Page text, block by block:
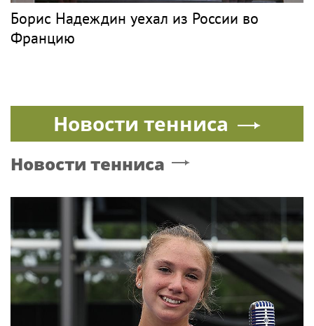
Борис Надеждин уехал из России во
Францию
Новости тенниса
Новости тенниса